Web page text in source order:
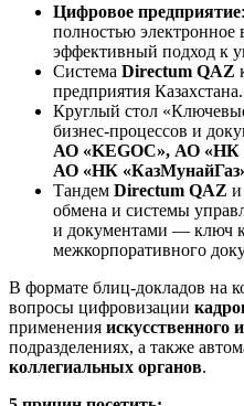
Цифровое предприятие
полностью
эффективный подход к
Система Directum QAZ
предприятия Казахстана.
Круглый стол
бизнес-процессов и
АО «KEGOC», АО «НК
АО «НК
Тандем Directum QAZ и
обмена и системы
и документами — ключ
межкорпоративного
В формате блиц-докладов на
вопросы цифровизации
применения искусственного
подразделениях, а также
коллегиальных органов.